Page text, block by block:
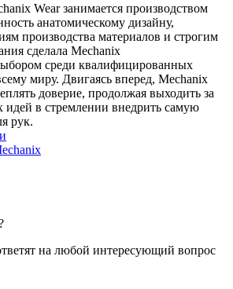
Wear занимается производством
анатомическому дизайну,
производства материалов и строгим
сделала Mechanix
среди квалифицированных
миру. Двигаясь вперед, Mechanix
доверие, продолжая выходить за
в стремлении внедрить самую
рук.
на любой интересующий вопрос